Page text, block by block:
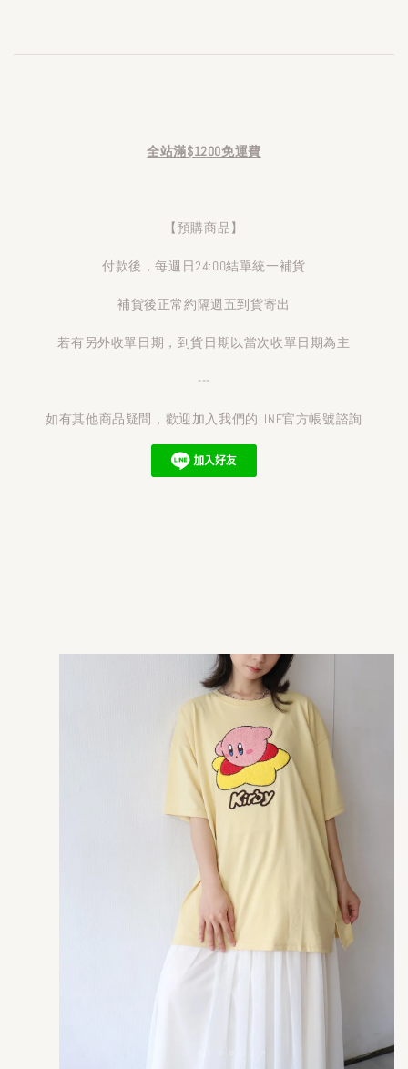
全站滿$1200免運費
【預購商品】
付款後，每週日24:00結單統一補貨
補貨後正常約隔週五到貨寄出
若有另外收單日期，到貨日期以當次收單日期為主
---
如有其他商品疑問，歡迎加入我們的LINE官方帳號諮詢